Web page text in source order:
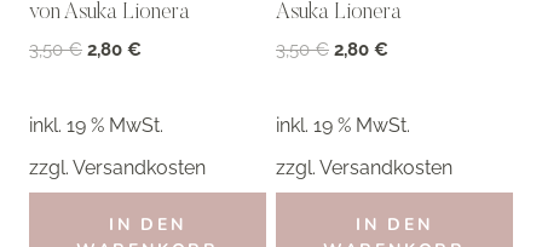
von Asuka Lionera
3,50€ Ursprünglicher
3,50 €
2,80 €
2,80 €.
inkl. 19 % MwSt.
zzgl. Versandkosten
IN DEN
Asuka Lionera
3,50€ Ursprünglicher
3,50 €
2,80 €
2,80 €.
inkl. 19 % MwSt.
zzgl. Versandkosten
IN DEN